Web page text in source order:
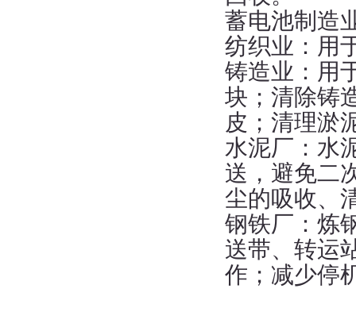
蓄电池制造
纺织业：用
铸造业：用
块；清除铸
皮；清理淤
水泥厂：水
送，避免二
尘的吸收、
钢铁厂：炼
送带、转运
作；减少停